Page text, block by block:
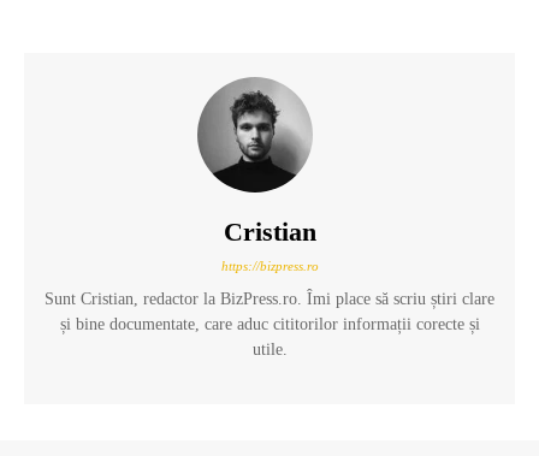
Cristian
https://bizpress.ro
Sunt Cristian, redactor la BizPress.ro. Îmi place să scriu știri clare
și bine documentate, care aduc cititorilor informații corecte și
utile.